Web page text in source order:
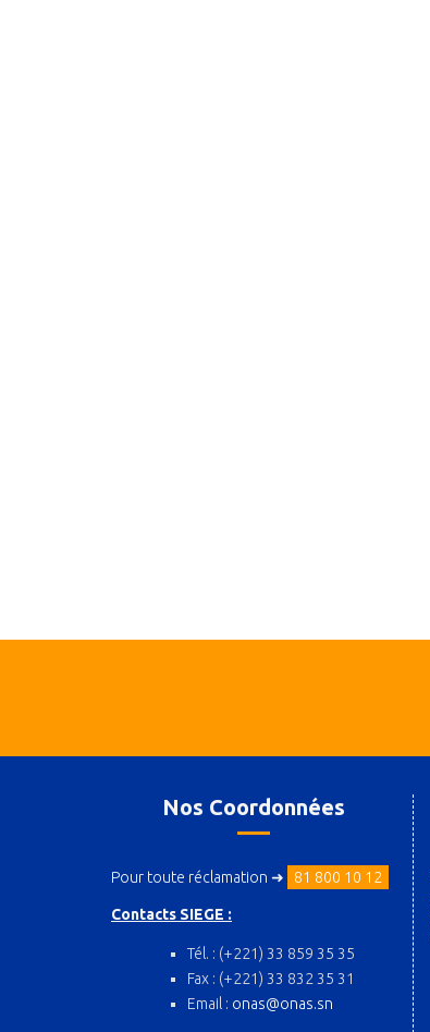
Nos Coordonnées
Pour toute réclamation ➜ 81 800 10 12
Contacts SIEGE :
Tél. : (+221) 33 859 35 35
Fax : (+221) 33 832 35 31
Email : onas@onas.sn